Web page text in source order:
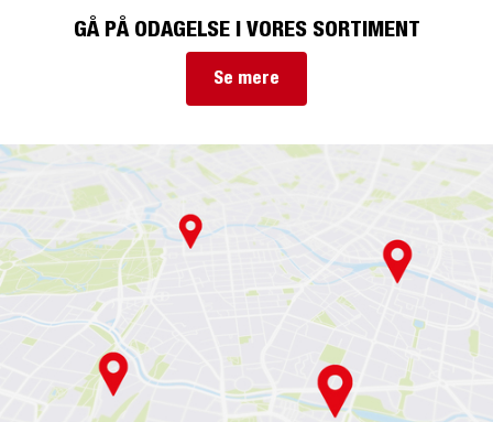
GÅ PÅ ODAGELSE I VORES SORTIMENT
Se mere